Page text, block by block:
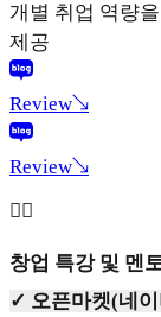
개별 취업 역량
제공
Review↘
Review↘
💁‍♀️
창업 특강 및 멘
✓ 오픈마켓(네